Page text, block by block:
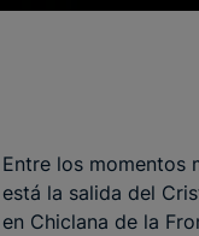
Entre los momentos
está la salida del
en Chiclana de la